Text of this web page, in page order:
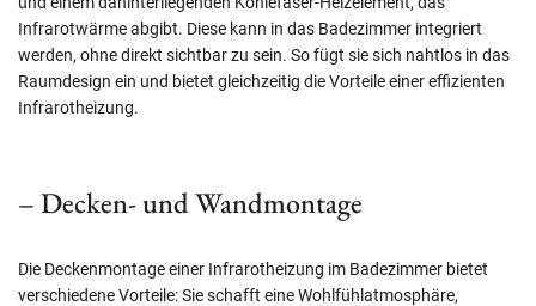
Infrarotwärme abgibt. Diese kann in das Badezimmer integriert
werden, ohne direkt sichtbar zu sein. So fügt sie sich nahtlos in das
Raumdesign ein und bietet gleichzeitig die Vorteile einer effizienten
Infrarotheizung.
– Decken- und Wandmontage
Die Deckenmontage einer Infrarotheizung im Badezimmer bietet
verschiedene Vorteile: Sie schafft eine Wohlfühlatmosphäre,